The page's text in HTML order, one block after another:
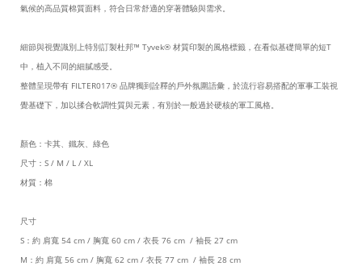
氣候的高品質棉質面料，符合日常舒適的穿著體驗與需求。
細節與視覺識別上特別訂製杜邦™ Tyvek® 材質印製的風格標籤，在看似基礎簡單的短T
中，植入不同的細膩感受。
整體呈現帶有 FILTER017® 品牌獨到詮釋的戶外氛圍語彙，於流行容易搭配的軍事工裝視
覺基礎下，加以揉合軟調性質與元素，有別於一般過於硬核的軍工風格。
顏色：卡其、鐵灰、綠色
尺寸：S / M / L / XL
材質：棉
尺寸
S：約 肩寬 54 cm / 胸寬 60 cm / 衣長 76 cm / 袖長 27 cm
M：約 肩寬 56 cm / 胸寬 62 cm / 衣長 77 cm / 袖長 28 cm